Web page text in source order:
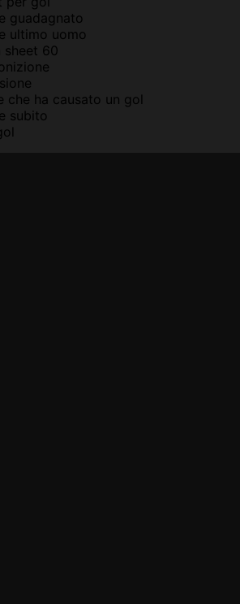
guadagnato
ultimo uomo
sheet 60
che ha causato un gol
subito